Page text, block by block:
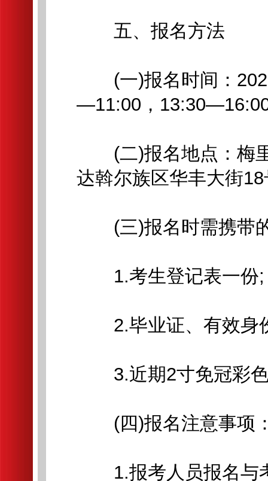
五、报名方法
(一)报名时间：
—11:00，
(二)报名地点：梅里
达斡尔族区华丰大街
(三)报名时需携带
1.考生登记表一份;
2.毕业证、有效身
3.近期2寸免冠彩色
(四)报名注意事项
1.报考人员报名与